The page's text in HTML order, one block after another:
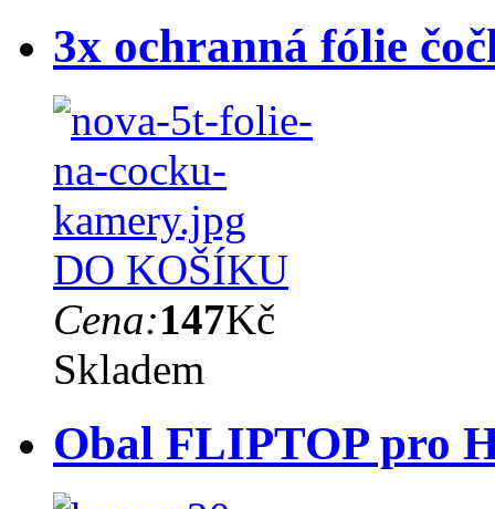
3x ochranná fólie
DO KOŠÍKU
Cena:147Kč
Skladem
Obal FLIPTOP pro